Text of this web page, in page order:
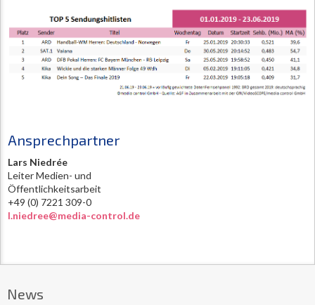
Ansprechpartner
Lars Niedrée
Leiter Medien- und
Öffentlichkeitsarbeit
+49 (0) 7221 309-0
l.niedree@media-control.de
News